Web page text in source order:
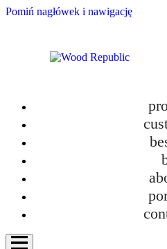
Pomiń nagłówek i nawigację
category
dresser
bathroom furniture